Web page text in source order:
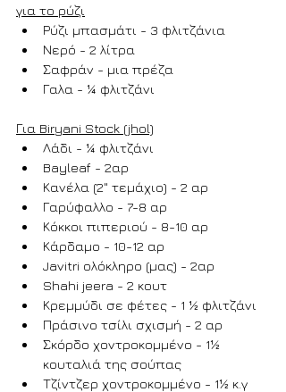
για το ρύζι
Ρύζι μπασμάτι - 3 φλιτζάνια
Νερό - 2 λίτρα
Σαφράν - μια πρέζα
Γαλα - ¼ φλιτζάνι
Για Biryani Stock (jhol)
Λάδι - ¼ φλιτζάνι
Bayleaf - 2αρ
Κανέλα (2" τεμάχιο) - 2 αρ
Γαρύφαλλο - 7-8 αρ
Κόκκοι πιπεριού - 8-10 αρ
Κάρδαμο - 10-12 αρ
Javitri ολόκληρο (μας) - 2αρ
Shahi jeera - 2 κουτ
Κρεμμύδι σε φέτες - 1 ½ φλιτζάνι
Πράσινο τσίλι σχισμή - 2 αρ
Σκόρδο χοντροκομμένο - 1½
κουταλιά της σούπας
Τζίντζερ χοντροκομμένο - 1½ κ.γ